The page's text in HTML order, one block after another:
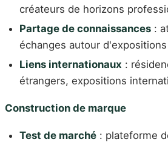
créateurs de horizons
Partage de connaissances :
échanges autour d'expositions
Liens internationaux :
étrangers, expositions
Construction de marque
Test de marché : plateforme